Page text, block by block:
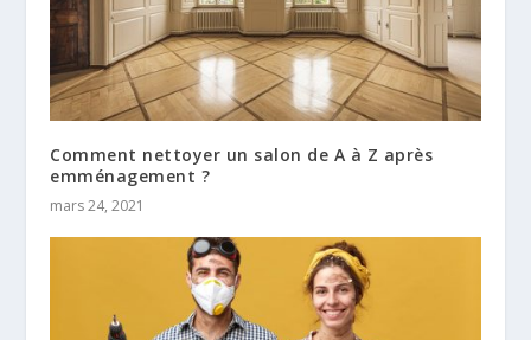
Comment nettoyer un salon de A à Z après
emménagement ?
mars 24, 2021